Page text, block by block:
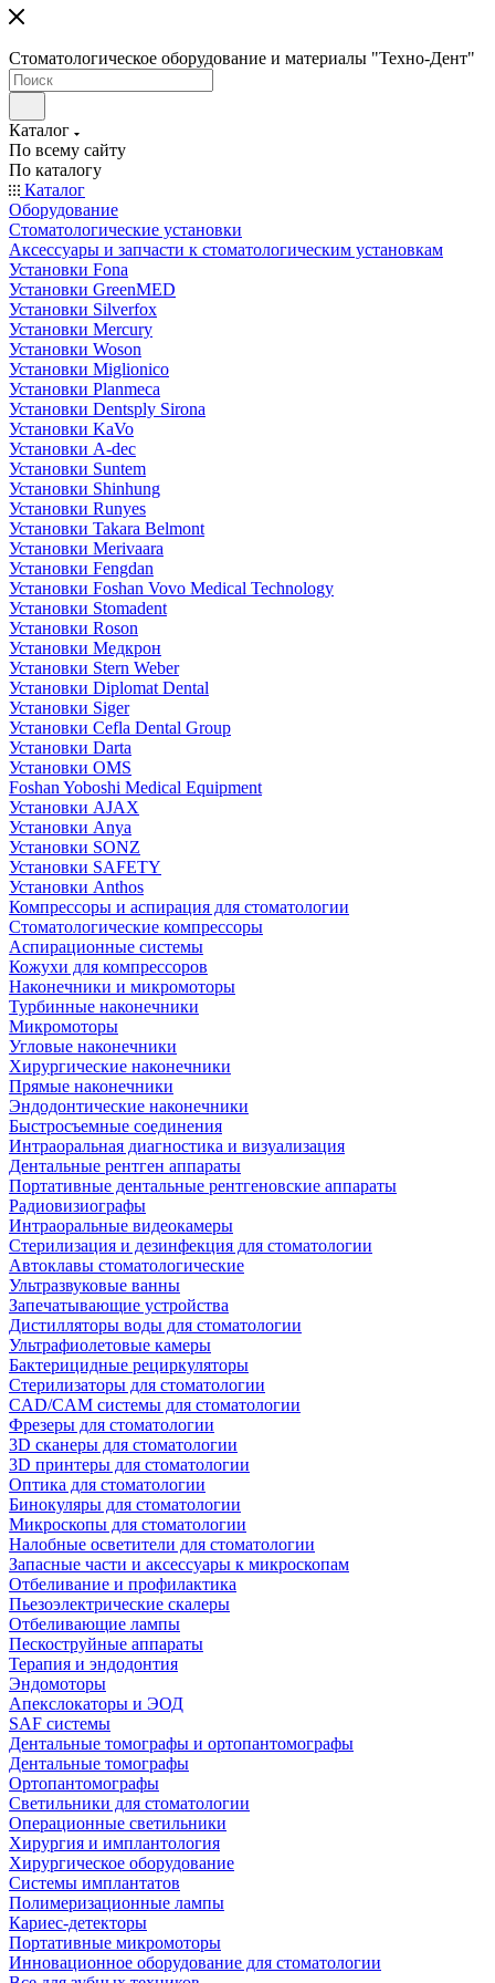
Стоматологическое оборудование и материалы "Техно-Дент"
Каталог
По всему сайту
По каталогу
Каталог
Оборудование
Стоматологические установки
Аксессуары и запчасти к стоматологическим установкам
Установки Fona
Установки GreenMED
Установки Silverfox
Установки Mercury
Установки Woson
Установки Miglionico
Установки Planmeca
Установки Dentsply Sirona
Установки KaVo
Установки A-dec
Установки Suntem
Установки Shinhung
Установки Runyes
Установки Takara Belmont
Установки Merivaara
Установки Fengdan
Установки Foshan Vovo Medical Technology
Установки Stomadent
Установки Roson
Установки Медкрон
Установки Stern Weber
Установки Diplomat Dental
Установки Siger
Установки Cefla Dental Group
Установки Darta
Установки OMS
Foshan Yoboshi Medical Equipment
Установки AJAX
Установки Anya
Установки SONZ
Установки SAFETY
Установки Anthos
Компрессоры и аспирация для стоматологии
Стоматологические компрессоры
Аспирационные системы
Кожухи для компрессоров
Наконечники и микромоторы
Турбинные наконечники
Микромоторы
Угловые наконечники
Хирургические наконечники
Прямые наконечники
Эндодонтические наконечники
Быстросъемные соединения
Интраоральная диагностика и визуализация
Дентальные рентген аппараты
Портативные дентальные рентгеновские аппараты
Радиовизиографы
Интраоральные видеокамеры
Стерилизация и дезинфекция для стоматологии
Автоклавы стоматологические
Ультразвуковые ванны
Запечатывающие устройства
Дистилляторы воды для стоматологии
Ультрафиолетовые камеры
Бактерицидные рециркуляторы
Стерилизаторы для стоматологии
CAD/CAM системы для стоматологии
Фрезеры для стоматологии
3D cканеры для стоматологии
3D принтеры для стоматологии
Оптика для стоматологии
Бинокуляры для стоматологии
Микроскопы для стоматологии
Налобные осветители для стоматологии
Запасные части и аксессуары к микроскопам
Отбеливание и профилактика
Пьезоэлектрические скалеры
Отбеливающие лампы
Пескоструйные аппараты
Терапия и эндодонтия
Эндомоторы
Апекслокаторы и ЭОД
SAF системы
Дентальные томографы и ортопантомографы
Дентальные томографы
Ортопантомографы
Светильники для стоматологии
Операционные светильники
Хирургия и имплантология
Хирургическое оборудование
Системы имплантатов
Полимеризационные лампы
Кариес-детекторы
Портативные микромоторы
Инновационное оборудование для стоматологии